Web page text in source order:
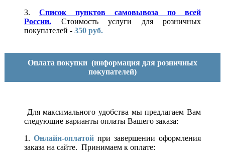
3. Список пунктов самовывоза по всей
России.
Стоимость услуги для розничных
покупателей - 350 руб.
Оплата покупки (информация для розничных
покупателей)
Для максимального удобства мы предлагаем Вам
следующие варианты оплаты Вашего заказа:
1. Онлайн-оплатой при завершении оформления
заказа на сайте. Принимаем к оплате: